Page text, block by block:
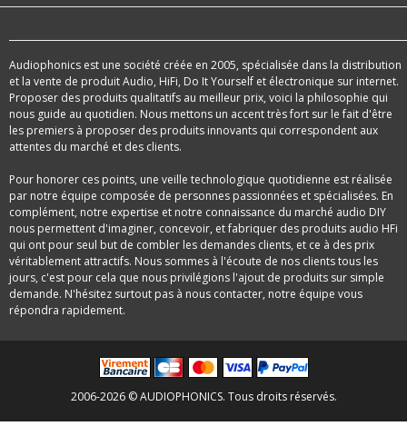
Audiophonics est une société créée en 2005, spécialisée dans la distribution
et la vente de produit Audio, HiFi, Do It Yourself et électronique sur internet.
Proposer des produits qualitatifs au meilleur prix, voici la philosophie qui
nous guide au quotidien. Nous mettons un accent très fort sur le fait d'être
les premiers à proposer des produits innovants qui correspondent aux
attentes du marché et des clients.
Pour honorer ces points, une veille technologique quotidienne est réalisée
par notre équipe composée de personnes passionnées et spécialisées. En
complément, notre expertise et notre connaissance du marché audio DIY
nous permettent d'imaginer, concevoir, et fabriquer des produits audio HFi
qui ont pour seul but de combler les demandes clients, et ce à des prix
véritablement attractifs. Nous sommes à l'écoute de nos clients tous les
jours, c'est pour cela que nous privilégions l'ajout de produits sur simple
demande. N'hésitez surtout pas à nous contacter, notre équipe vous
répondra rapidement.
2006-2026 © AUDIOPHONICS. Tous droits réservés.